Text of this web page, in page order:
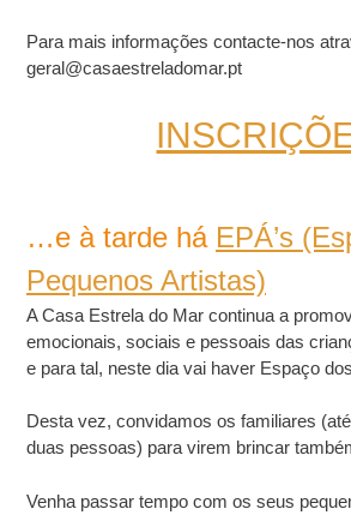
Para mais informações contacte-nos
geral@casaestreladomar.pt
…e à tarde há EPÁ’s
Pequenos Artistas)
A Casa Estrela do Mar continua a
emocionais, sociais e pessoais das
e para tal, neste dia vai haver Espaço
Desta vez, convidamos os familiares
duas pessoas) para virem brincar
Venha passar tempo com os seus